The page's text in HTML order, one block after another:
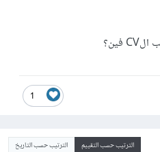
1
الترتيب حسب التقييم الترتيب حسب التاريخ